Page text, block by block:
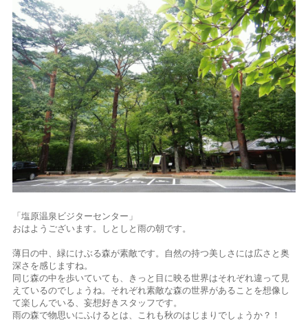
「塩原温泉ビジターセンター」
おはようございます。しとしと雨の朝です。
薄日の中、緑にけぶる森が素敵です。自然の持つ美しさには広さと奥
深さを感じますね。
同じ森の中を歩いていても、きっと目に映る世界はそれぞれ違って見
えているのでしょうね。それぞれ素敵な森の世界があることを想像し
て楽しんでいる、妄想好きスタッフです。
雨の森で物思いにふけるとは、これも秋のはじまりでしょうか？！